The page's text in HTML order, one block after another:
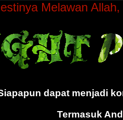
Melawan
dapat menjadi
Termasuk